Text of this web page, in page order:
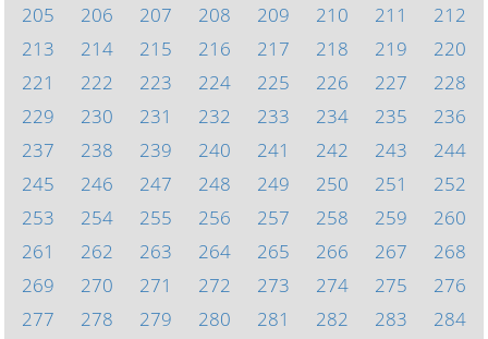
205
206 207 208 209 210 211
212
213
214 215 216 217 218 219
220
221
222 223 224 225 226 227
228
229
230 231 232 233 234 235
236
237
238 239 240 241 242 243
244
245
246 247 248 249 250 251
252
253
254 255 256 257 258 259
260
261
262 263 264 265 266 267
268
269
270 271 272 273 274 275
276
277
278 279 280 281 282 283
284